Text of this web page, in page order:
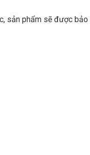
sản phẩm sẽ được bảo